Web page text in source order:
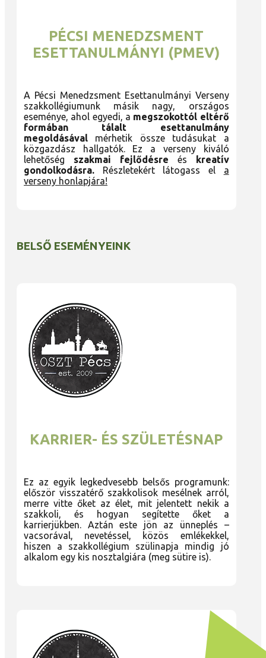
PÉCSI MENEDZSMENT
ESETTANULMÁNYI (PMEV)
A Pécsi Menedzsment Esettanulmányi Verseny
szakkollégiumunk másik nagy, országos
eseménye, ahol egyedi, a megszokottól eltérő
formában tálalt esettanulmány
megoldásával mérhetik össze tudásukat a
közgazdász hallgatók. Ez a verseny kiváló
lehetőség szakmai fejlődésre és kreatív
gondolkodásra. Részletekért látogass el a
verseny honlapjára!
BELSŐ ESEMÉNYEINK
KARRIER- ÉS SZÜLETÉSNAP
Ez az egyik legkedvesebb belsős programunk:
először visszatérő szakkolisok mesélnek arról,
merre vitte őket az élet, mit jelentett nekik a
szakkoli, és hogyan segítette őket a
karrierjükben. Aztán este jön az ünneplés –
vacsorával, nevetéssel, közös emlékekkel,
hiszen a szakkollégium szülinapja mindig jó
alkalom egy kis nosztalgiára (meg sütire is).